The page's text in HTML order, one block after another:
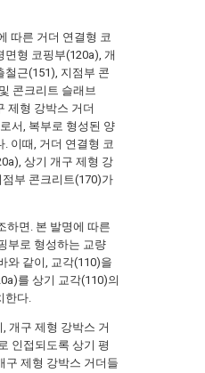
따른 거더 연결형 코
면형 코핑부(120a), 개
철근(151), 지점부 콘
콘크리트 슬래브
제형 강박스 거더
서, 복부로 형성된 양
이때, 거더 연결형 코
상기 개구 제형 강
부 콘크리트(170)가
하면. 본 발명에 따른
부로 형성하는 교량
와 같이, 교각(110)을
를 상기 교각(110)의
한다.
개구 제형 강박스 거
인접되도록 상기 평
구 제형 강박스 거더들